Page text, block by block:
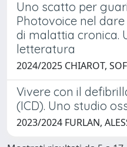
Uno scatto per
Photovoice nel dare
di malattia cronica.
letteratura
2024/2025 CHIAROT,
Vivere con il
(ICD). Uno studio
2023/2024 FURLAN,